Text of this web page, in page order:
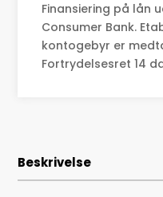
Tophastighed
Drivmiddel
Højde
Finansiering på lån
Consumer Bank.
kontogebyr er
Fortrydelsesret 14
Beskrivelse